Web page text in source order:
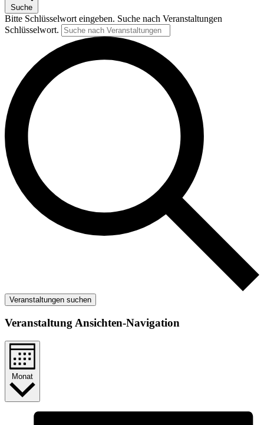
Suche
Bitte Schlüsselwort eingeben. Suche nach Veranstaltungen
Schlüsselwort.
Veranstaltungen suchen
Veranstaltung Ansichten-Navigation
Monat